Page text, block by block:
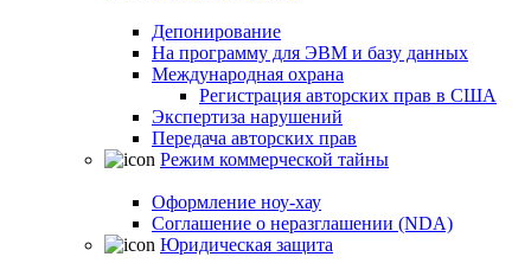
Депонирование
На программу для ЭВМ и базу данных
Международная охрана
Регистрация авторских прав в США
Экспертиза нарушений
Передача авторских прав
Режим коммерческой тайны
Оформление ноу-хау
Соглашение о неразглашении (NDA)
Юридическая защита